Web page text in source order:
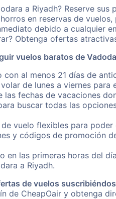
a Riyadh? Reserve
en reservas de
debido a cualquier
Obtenga ofertas
vuelos baratos de
con al menos 21 días de
de lunes a viernes
las fechas de vacaciones
buscar todas las
vuelo flexibles para
y códigos de promoción
en las primeras horas del
a Riyadh.
de vuelos
de CheapOair y obtenga